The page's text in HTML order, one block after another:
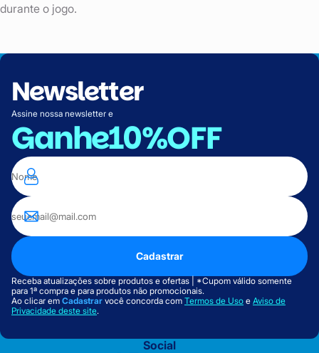
durante o jogo.
Newsletter
Assine nossa newsletter e
Ganhe10%OFF
Cadastrar
Receba atualizações sobre produtos e ofertas | *Cupom válido somente
para 1ª compra e para produtos não promocionais.
Ao clicar em Cadastrar você concorda com Termos de Uso e Aviso de
Privacidade deste site.
Social